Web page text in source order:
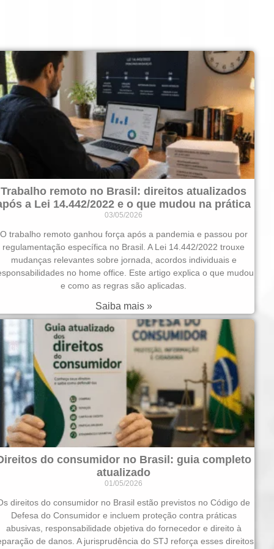
Trabalho remoto no Brasil: direitos atualizados
a Lei 14.442/2022 e o que mudou na prática
03/05/2026
O trabalho remoto ganhou força após a pandemia e passou por
regulamentação específica no Brasil. A Lei 14.442/2022 trouxe
mudanças relevantes sobre jornada, acordos individuais e
no home office. Este artigo explica o que mudou
e como as regras são aplicadas.
Saiba mais »
do consumidor no Brasil: guia completo
atualizado
01/05/2026
direitos do consumidor no Brasil estão previstos no Código de
Defesa do Consumidor e incluem proteção contra práticas
abusivas, responsabilidade objetiva do fornecedor e direito à
de danos. A jurisprudência do STJ reforça esses direitos